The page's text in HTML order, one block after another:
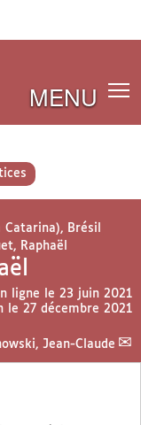
MENU
Brésil
Raphaël
ligne le 23 juin 2021
27 décembre 2021
Jean-Claude